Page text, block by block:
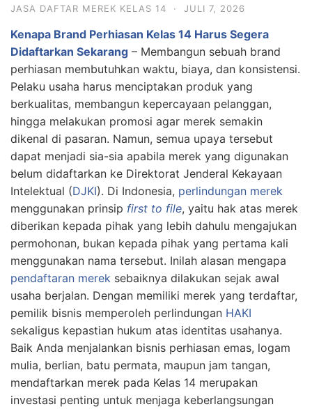
JASA DAFTAR MEREK KELAS 14 · JULI 7, 2026
Kenapa Brand Perhiasan Kelas 14 Harus Segera
Didaftarkan Sekarang – Membangun sebuah brand
perhiasan membutuhkan waktu, biaya, dan konsistensi.
Pelaku usaha harus menciptakan produk yang
berkualitas, membangun kepercayaan pelanggan,
hingga melakukan promosi agar merek semakin
dikenal di pasaran. Namun, semua upaya tersebut
dapat menjadi sia-sia apabila merek yang digunakan
belum didaftarkan ke Direktorat Jenderal Kekayaan
Intelektual (DJKI). Di Indonesia, perlindungan merek
menggunakan prinsip first to file, yaitu hak atas merek
diberikan kepada pihak yang lebih dahulu mengajukan
permohonan, bukan kepada pihak yang pertama kali
menggunakan nama tersebut. Inilah alasan mengapa
pendaftaran merek sebaiknya dilakukan sejak awal
usaha berjalan. Dengan memiliki merek yang terdaftar,
pemilik bisnis memperoleh perlindungan HAKI
sekaligus kepastian hukum atas identitas usahanya.
Baik Anda menjalankan bisnis perhiasan emas, logam
mulia, berlian, batu permata, maupun jam tangan,
mendaftarkan merek pada Kelas 14 merupakan
investasi penting untuk menjaga keberlangsungan